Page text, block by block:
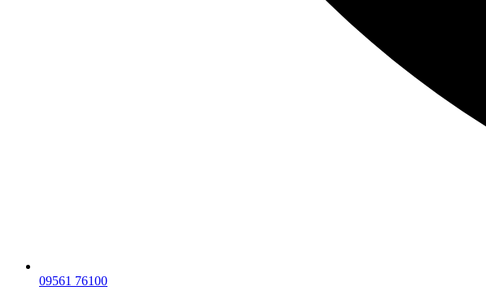
09561 76100